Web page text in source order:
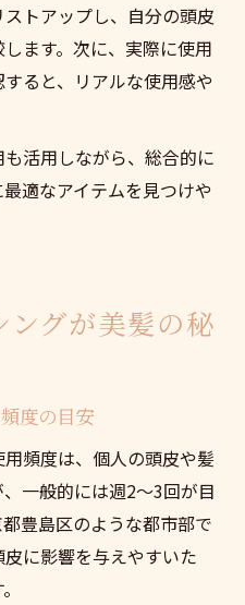
トアップし、自分の頭皮
ます。次に、実際に使用
ると、リアルな使用感や
活用しながら、総合的に
適なアイテムを見つけや
ングが美髪の秘
度の目安
頻度は、個人の頭皮や髪
一般的には週2～3回が目
豊島区のような都市部で
に影響を与えやすいた